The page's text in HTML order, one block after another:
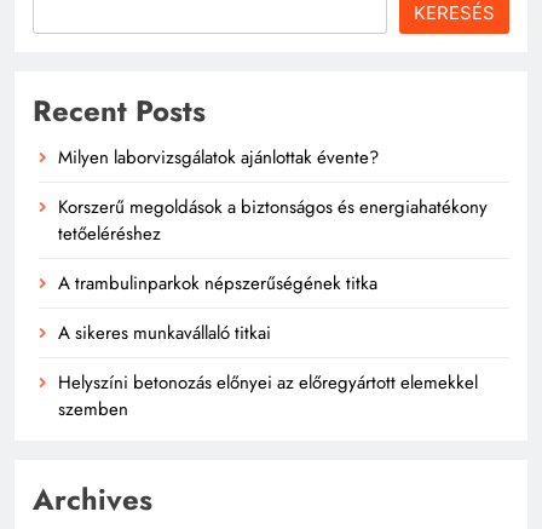
KERESÉS
Recent Posts
Milyen laborvizsgálatok ajánlottak évente?
Korszerű megoldások a biztonságos és energiahatékony
tetőeléréshez
A trambulinparkok népszerűségének titka
A sikeres munkavállaló titkai
Helyszíni betonozás előnyei az előregyártott elemekkel
szemben
Archives